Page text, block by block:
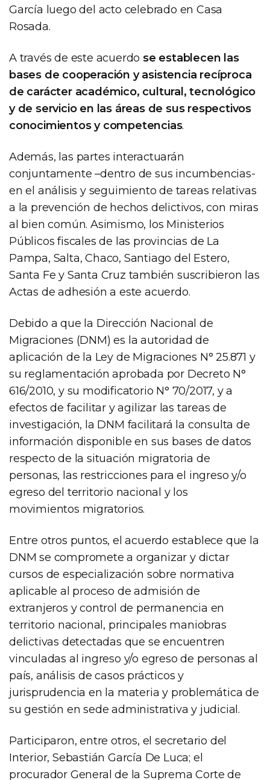
García luego del acto celebrado en Casa
Rosada.
A través de este acuerdo se establecen las
bases de cooperación y asistencia recíproca
de carácter académico, cultural, tecnológico
y de servicio en las áreas de sus respectivos
conocimientos y competencias.
Además, las partes interactuarán
conjuntamente –dentro de sus incumbencias-
en el análisis y seguimiento de tareas relativas
a la prevención de hechos delictivos, con miras
al bien común. Asimismo, los Ministerios
Públicos fiscales de las provincias de La
Pampa, Salta, Chaco, Santiago del Estero,
Santa Fe y Santa Cruz también suscribieron las
Actas de adhesión a este acuerdo.
Debido a que la Dirección Nacional de
Migraciones (DNM) es la autoridad de
aplicación de la Ley de Migraciones N° 25.871 y
su reglamentación aprobada por Decreto N°
616/2010, y su modificatorio N° 70/2017, y a
efectos de facilitar y agilizar las tareas de
investigación, la DNM facilitará la consulta de
información disponible en sus bases de datos
respecto de la situación migratoria de
personas, las restricciones para el ingreso y/o
egreso del territorio nacional y los
movimientos migratorios.
Entre otros puntos, el acuerdo establece que la
DNM se compromete a organizar y dictar
cursos de especialización sobre normativa
aplicable al proceso de admisión de
extranjeros y control de permanencia en
territorio nacional, principales maniobras
delictivas detectadas que se encuentren
vinculadas al ingreso y/o egreso de personas al
país, análisis de casos prácticos y
jurisprudencia en la materia y problemática de
su gestión en sede administrativa y judicial.
Participaron, entre otros, el secretario del
Interior, Sebastián García De Luca; el
procurador General de la Suprema Corte de